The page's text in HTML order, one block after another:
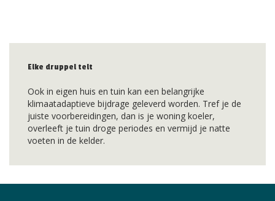
Elke druppel telt
Ook in eigen huis en tuin kan een belangrijke
klimaatadaptieve bijdrage geleverd worden. Tref je de
juiste voorbereidingen, dan is je woning koeler,
overleeft je tuin droge periodes en vermijd je natte
voeten in de kelder.